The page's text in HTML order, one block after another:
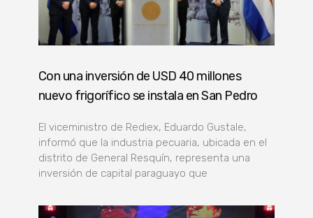
Con una inversión de USD 40 millones
nuevo frigorífico se instala en San Pedro
El viceministro de Rediex, Eduardo Gustale,
informó que la industria pecuaria, ubicada en el
distrito de General Resquín, representa una
inversión de capital paraguayo que